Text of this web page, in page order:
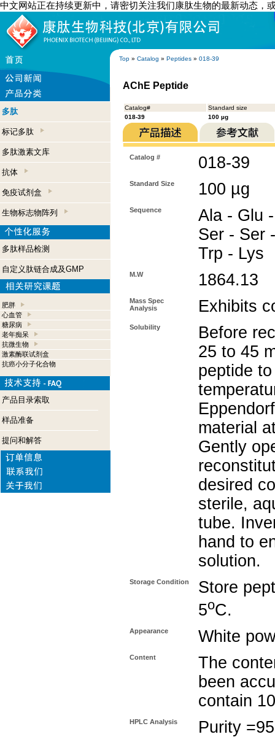
中文网站正在持续更新中，请密切关注我们康肽生物的最新动态，
Top » Catalog » Peptides » 018-39
多肽
标记多肽
多肽激素文库
抗体
免疫试剂盒
生物标志物阵列
多肽样品检测
自定义肽链合成及GMP
肥胖
心血管
糖尿病
老年痴呆
抗微生物
激素酶联试剂盒
抗癌小分子化合物
产品目录索取
样品准备
提问和解答
AChE Peptide
Catalog#
Standard size
018-39
100 µg
Catalog # 018-39
Standard Size 100 µg
Sequence
Ala - Glu
Ser - Ser
Trp - Lys
M.W 1864.13
Mass Spec
Analysis
Exhibits
Solubility
Before
25 to 45
peptide
material
Gently
desired
sterile,
tube.
hand to
solution.
Storage Condition
Store
5oC.
Appearance White
Content
The
been
contain
HPLC Analysis Purity